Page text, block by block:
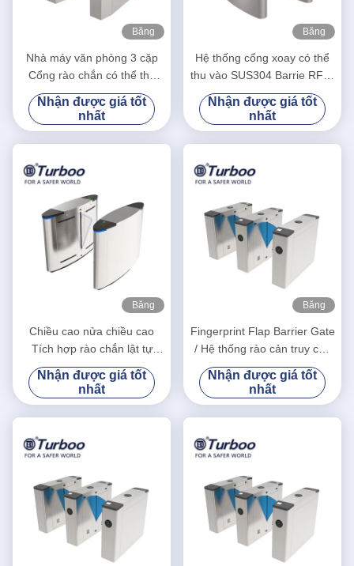
Băng
Nhà máy văn phòng 3 cặp
Cổng rào chắn có thể thu
vào được thiết kế tự động
Nhận được giá tốt
nhất
Băng
Hệ thống cổng xoay có thể
thu vào SUS304 Barrie RFID
chiều cao vòng eo
Nhận được giá tốt
nhất
Băng
Chiều cao nửa chiều cao
Tích hợp rào chắn lật tự
động với tính năng nhận
dạng khuôn mặt
Nhận được giá tốt
nhất
Băng
Fingerprint Flap Barrier Gate
/ Hệ thống rào cản truy cập
Chức năng Tự động Thiết
lập lại
Nhận được giá tốt
nhất